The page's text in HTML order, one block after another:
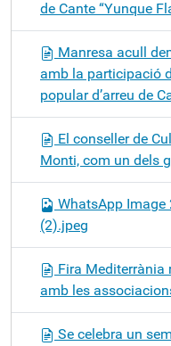
de Cante “Yunque
Manresa acull
amb la participació
popular d’arreu de
El conseller de
Monti, com un dels
WhatsApp Image
(2).jpeg
Fira Mediterrània
amb les
Se celebra un